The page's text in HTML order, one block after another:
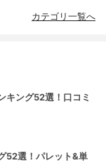
カテゴリ一覧へ
キング52選！口コミ
52選！パレット&単